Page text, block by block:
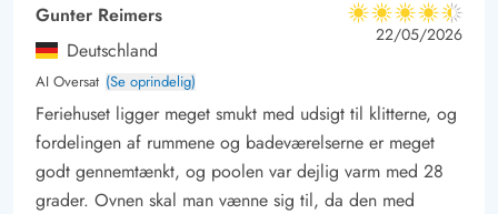
Gunter Reimers
Deutschland
AI Oversat (Se oprindelig)
4.5 ud af 5
4.5 ud af 5
4.5 out of 5
22/05/2026
Feriehuset ligger meget smukt med udsigt til klitterne, og
fordelingen af rummene og badeværelserne er meget
godt gennemtænkt, og poolen var dejlig varm med 28
grader. Ovnen skal man vænne sig til, da den med